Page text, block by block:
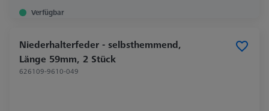
Verfügbar
Niederhalterfeder - selbsthemmend,
Länge 59mm, 2 Stück
626109-9610-049